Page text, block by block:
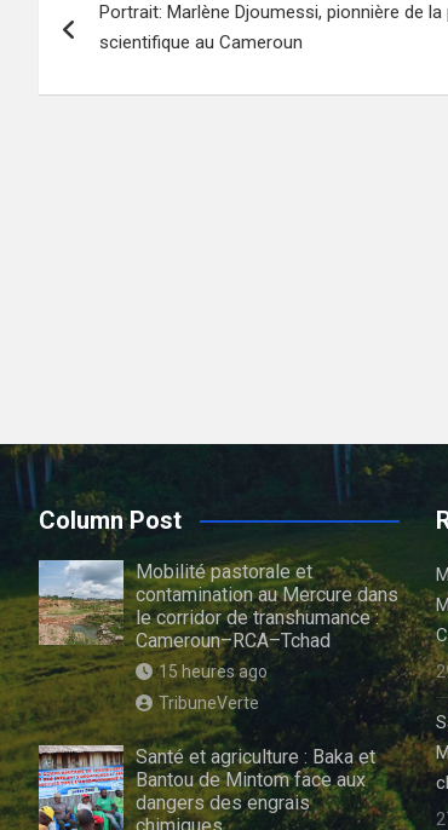
de
l’article
Portrait: Marlène Djoumessi, pionnière de la
scientifique au Cameroun
Column Post
Mobilité pastorale et
contamination au Mercure dans
le corridor de transhumance :
Cameroun–RCA–Tchad
15 heures ago
TribuneVerte
Santé et agriculture : Baka et
Bantou de Mintom face aux
dangers des engrais